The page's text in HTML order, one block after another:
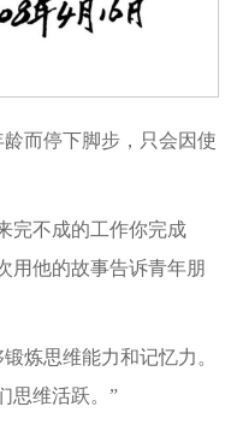
而停下脚步，只会因使
完不成的工作你完成
用他的故事告诉青年朋
炼思维能力和记忆力。
思维活跃。”